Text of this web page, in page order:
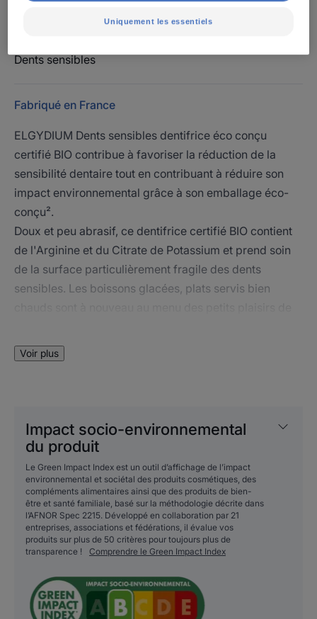
Dents sensibles
Fabriqué en France
ELGYDIUM Dents sensibles dentifrice éco conçu
certifié BIO contribue à favoriser la réduction de la
sensibilité dentaire tout en contribuant à réduire son
impact environnemental grâce à son emballage éco-
conçu².
Doux et peu abrasif, ce dentifrice certifié BIO contient
de l'Arginine et du Citrate de Potassium et prend soin
de la surface particulièrement fragile des dents
sensibles. Les boissons glacées, plats servis bien
Léger, flexible, recyclable, son emballage nécessite
lors de sa fabrication et de son transport, 69% de CO2
une longue durée³.
Avantages
Contenu dans un emballage à l'empreinte
environnemental allégée, ELGYDIUM Dents sensibles
Dentifrice éco conçu certifié BIO protège les dents
sensibles immédiatement et pour une longue durée².
Bénéfices
• FAVORISE la réduction de la sensibilité dentaire
Voir plus
Impact socio-environnemental
du produit
Le Green Impact Index est un outil d’affichage de l’impact
environnemental et sociétal des produits cosmétiques, des
compléments alimentaires ainsi que des produits de bien-
être et santé familiale, basé sur la méthodologie décrite dans
l’AFNOR Spec 2215. Développé en collaboration par 21
entreprises, associations et fédérations, il évalue vos
produits sur plus de 50 critères pour toujours plus de
transparence !
Comprendre le Green Impact Index
Uniquement les essentiels